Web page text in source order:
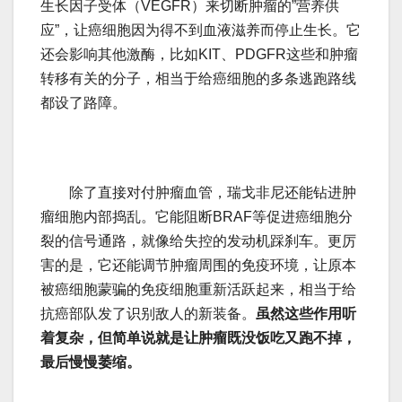
生长因子受体（VEGFR）来切断肿瘤的”营养供
应”，让癌细胞因为得不到血液滋养而停止生长。它
还会影响其他激酶，比如KIT、PDGFR这些和肿瘤
转移有关的分子，相当于给癌细胞的多条逃跑路线
都设了路障。
除了直接对付肿瘤血管，瑞戈非尼还能钻进肿
瘤细胞内部捣乱。它能阻断BRAF等促进癌细胞分
裂的信号通路，就像给失控的发动机踩刹车。更厉
害的是，它还能调节肿瘤周围的免疫环境，让原本
被癌细胞蒙骗的免疫细胞重新活跃起来，相当于给
抗癌部队发了识别敌人的新装备。
虽然这些作用听
着复杂，但简单说就是让肿瘤既没饭吃又跑不掉，
最后慢慢萎缩。